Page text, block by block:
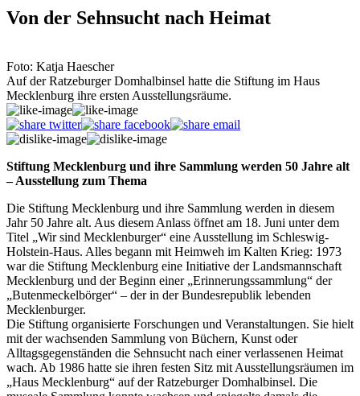
Von der Sehnsucht nach Heimat
Foto: Katja Haescher
Auf der Ratzeburger Domhalbinsel hatte die Stiftung im Haus
Mecklenburg ihre ersten Ausstellungsräume.
Stiftung Mecklenburg und ihre Sammlung werden 50 Jahre alt
– Ausstellung zum Thema
Die Stiftung Mecklenburg und ihre Sammlung werden in diesem
Jahr 50 Jahre alt. Aus diesem Anlass öffnet am 18. Juni unter dem
Titel „Wir sind Mecklenburger“ eine Ausstellung im Schleswig-
Holstein-Haus. Alles begann mit Heimweh im Kalten Krieg: 1973
war die Stiftung Mecklenburg eine Initiative der Landsmannschaft
Mecklenburg und der Beginn einer „Erinnerungssammlung“ der
„Butenmeckelbörger“ – der in der Bundesrepublik lebenden
Mecklenburger.
Die Stiftung organisierte Forschungen und Veranstaltungen. Sie hielt
mit der wachsenden Sammlung von Büchern, Kunst oder
Alltagsgegenständen die Sehnsucht nach einer verlassenen Heimat
wach. Ab 1986 hatte sie ihren festen Sitz mit Ausstellungsräumen im
„Haus Mecklenburg“ auf der Ratzeburger Domhalbinsel. Die